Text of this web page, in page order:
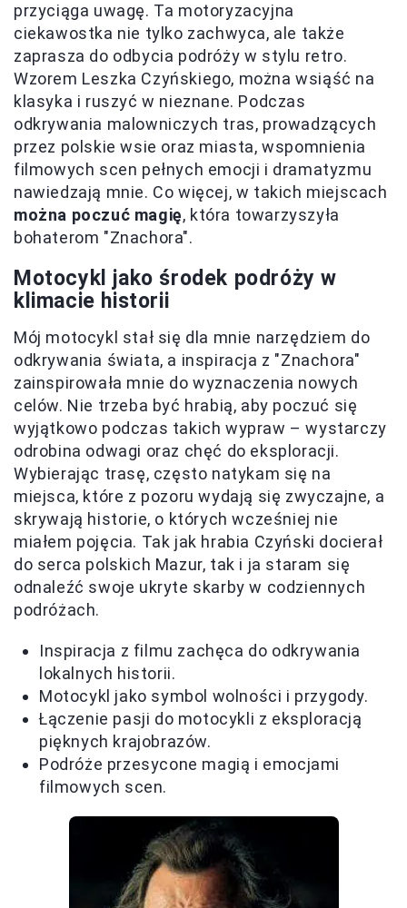
przyciąga uwagę. Ta motoryzacyjna
ciekawostka nie tylko zachwyca, ale także
zaprasza do odbycia podróży w stylu retro.
Wzorem Leszka Czyńskiego, można wsiąść na
klasyka i ruszyć w nieznane. Podczas
odkrywania malowniczych tras, prowadzących
przez polskie wsie oraz miasta, wspomnienia
filmowych scen pełnych emocji i dramatyzmu
nawiedzają mnie. Co więcej, w takich miejscach
można poczuć magię, która towarzyszyła
bohaterom "Znachora".
Motocykl jako środek podróży w
klimacie historii
Mój motocykl stał się dla mnie narzędziem do
odkrywania świata, a inspiracja z "Znachora"
zainspirowała mnie do wyznaczenia nowych
celów. Nie trzeba być hrabią, aby poczuć się
wyjątkowo podczas takich wypraw – wystarczy
odrobina odwagi oraz chęć do eksploracji.
Wybierając trasę, często natykam się na
miejsca, które z pozoru wydają się zwyczajne, a
skrywają historie, o których wcześniej nie
miałem pojęcia. Tak jak hrabia Czyński docierał
do serca polskich Mazur, tak i ja staram się
odnaleźć swoje ukryte skarby w codziennych
podróżach.
Inspiracja z filmu zachęca do odkrywania
lokalnych historii.
Motocykl jako symbol wolności i przygody.
Łączenie pasji do motocykli z eksploracją
pięknych krajobrazów.
Podróże przesycone magią i emocjami
filmowych scen.